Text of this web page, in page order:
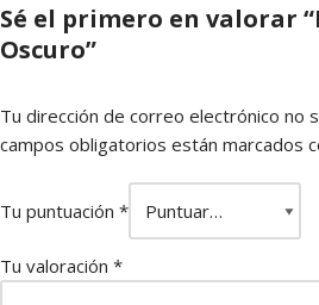
Sé el primero en valorar
Oscuro”
Tu dirección de correo electrónico no
campos obligatorios están marcados
Tu puntuación *
Tu valoración *